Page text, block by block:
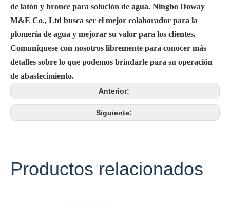
de latón y bronce para solución de agua. Ningbo Doway
M&E Co., Ltd busca ser el mejor colaborador para la
plomería de agua y mejorar su valor para los clientes.
Comuníquese con nosotros libremente para conocer más
detalles sobre lo que podemos brindarle para su operación
de abastecimiento.
Anterior:
Siguiente:
Productos relacionados